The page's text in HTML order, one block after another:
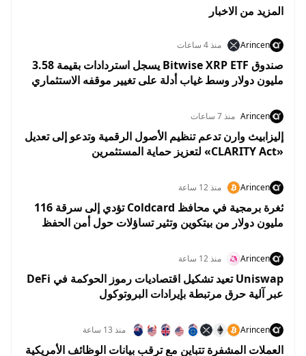
المزيد من الاخبار
Arincen منذ 4 ساعات
صندوق Bitwise XRP ETF يسجل استردادات بقيمة 3.58
مليون دولار وسط غياب أدلة على تغيير موقفه الاستثماري
Arincen منذ 7 ساعات
إليزابيث وارن تدعم تنظيم الأصول الرقمية وتدعو إلى تعديل
«CLARITY Act» لتعزيز حماية المستثمرين
Arincen منذ 12 ساعة
ثغرة برمجية في محافظ Coldcard تؤدي إلى سرقة 116
مليون دولار من بيتكوين وتثير تساؤلات حول أمن الحفظ
Arincen منذ 12 ساعة
Uniswap تعيد تشكيل اقتصاديات رموز الحوكمة في DeFi
عبر آلية حرق مرتبطة بإيرادات البروتوكول
Arincen منذ 13 ساعة
العملات المشفرة تتباين مع ترقب بيانات الوظائف الأمريكية